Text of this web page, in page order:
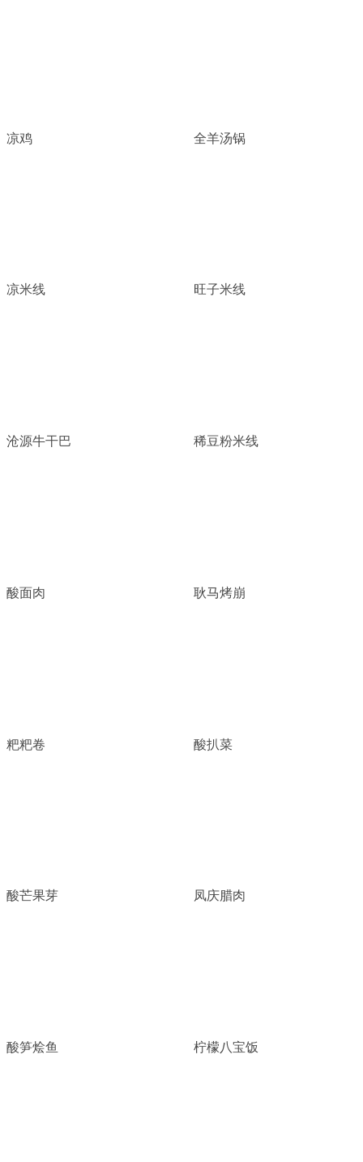
凉鸡 全羊汤锅
凉米线 旺子米线
沧源牛干巴 稀豆粉米线
酸面肉 耿马烤崩
粑粑卷 酸扒菜
酸芒果芽 凤庆腊肉
酸笋烩鱼 柠檬八宝饭